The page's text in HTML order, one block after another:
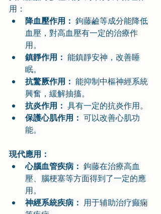
用：
降血壓作用： 鉤藤鹼等成分能降低
血壓，對高血壓有一定的治療作
用。
鎮靜作用： 能鎮靜安神，改善睡
眠。
抗驚厥作用： 能抑制中樞神經系統
興奮，緩解抽搐。
抗炎作用： 具有一定的抗炎作用。
保護心肌作用： 可以改善心肌功
能。
現代應用：
心腦血管疾病： 鉤藤在治療高血
壓、腦梗塞等方面得到了一定的應
用。
神經系統疾病： 用于辅助治疗癫痫